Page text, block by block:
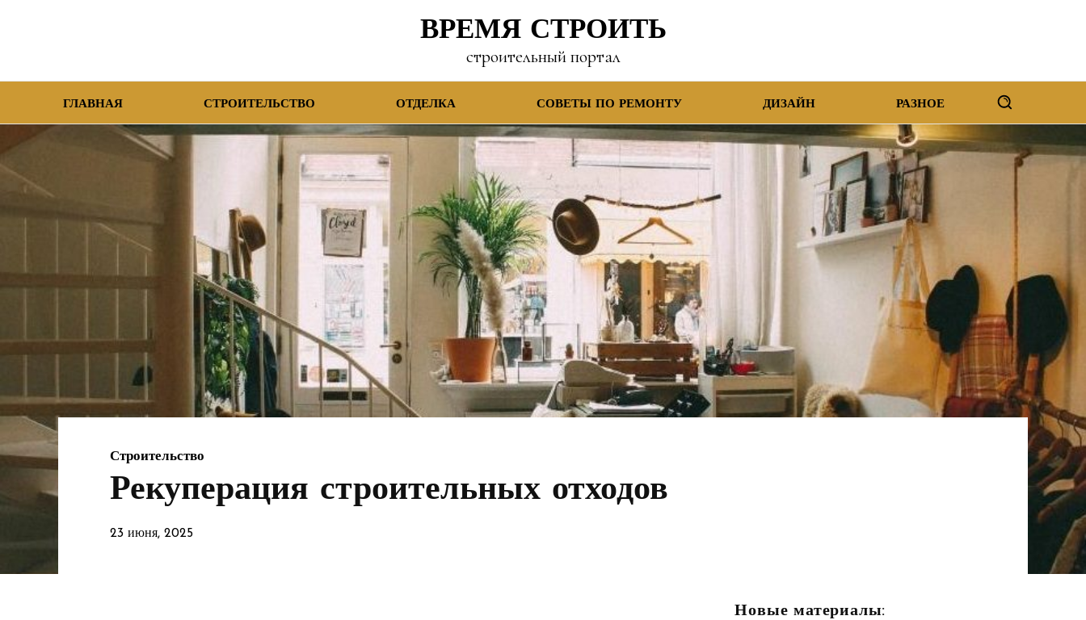
ВРЕМЯ СТРОИТЬ
строительный портал
ГЛАВНАЯ СТРОИТЕЛЬСТВО ОТДЕЛКА СОВЕТЫ ПО РЕМОНТУ ДИЗАЙН РАЗНОЕ
Строительство
Рекуперация строительных отходов
23 июня, 2025
Новые материалы: